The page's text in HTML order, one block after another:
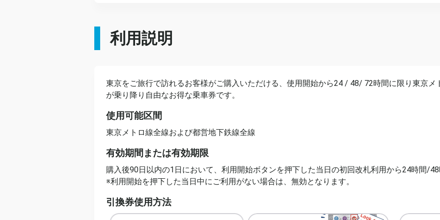
利用説明
東京をご旅行で訪れるお客様がご購入いただける、使用開始から24 / 48/ 72時間に限り東京メ
が乗り降り自由なお得な乗車券です。
使用可能区間
東京メトロ線全線および都営地下鉄線全線
有効期間または有効期限
購入後90日以内の1日において、利用開始ボタンを押下した当日の初回改札利用から24時間/
※利用開始を押下した当日中にご利用がない場合は、無効となります。
引換券使用方法